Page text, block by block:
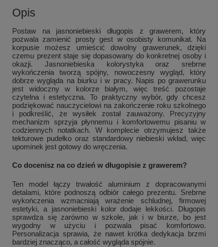
Opis
Postaw na jasnoniebieski długopis z grawerem, który
pozwala zamienić prosty gest w osobisty komunikat. Na
korpusie możesz umieścić dowolny grawerunek, dzięki
czemu prezent staje się dopasowany do konkretnej osoby i
okazji. Jasnoniebieska kolorystyka oraz srebrne
wykończenia tworzą spójny, nowoczesny wygląd, który
dobrze wygląda na biurku i w pracy. Napis po grawerunku
jest widoczny w kolorze białym, więc treść pozostaje
czytelna i estetyczna. To praktyczny wybór, gdy chcesz
podziękować nauczycielowi na zakończenie roku szkolnego
i podkreślić, że wysiłek został zauważony. Precyzyjny
mechanizm sprzyja płynnemu i komfortowemu pisaniu w
codziennych notatkach. W komplecie otrzymujesz także
tekturowe pudełko oraz standardowy niebieski wkład, więc
upominek jest gotowy do wręczenia.
Co docenisz na co dzień w długopisie z grawerem?
Ten model łączy trwałość aluminium z dopracowanymi
detalami, które podnoszą odbiór całego prezentu. Srebrne
wykończenia wzmacniają wrażenie schludnej, firmowej
estetyki, a jasnoniebieski kolor dodaje lekkości. Długopis
sprawdza się zarówno w szkole, jak i w biurze, bo jest
wygodny w użyciu i pozwala pisać komfortowo.
Personalizacja sprawia, że nawet krótka dedykacja brzmi
bardziej znacząco, a całość wygląda spójnie.